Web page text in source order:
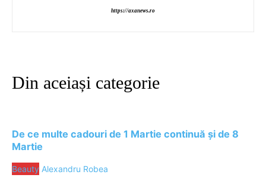
https://axanews.ro
Din aceiași categorie
De ce multe cadouri de 1 Martie continuă și de 8
Martie
Beauty Alexandru Robea